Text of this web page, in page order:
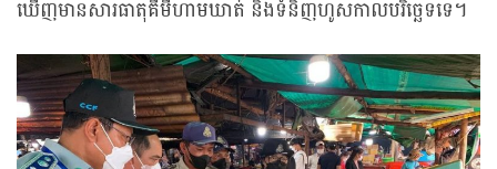
ឃើញមានសារធាតុគីមីហាមឃាត់ និងទំនិញហូសកាលបរិច្ឆេទទេ។